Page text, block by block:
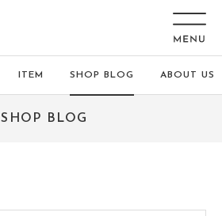
ITEM SHOP BLOG ABOUT US
SHOP BLOG